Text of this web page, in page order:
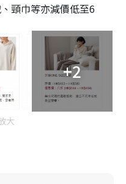
頸巾等亦減價低至6
+2
大